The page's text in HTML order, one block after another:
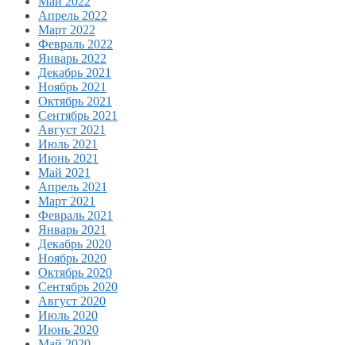
Апрель 2022
Март 2022
Февраль 2022
Январь 2022
Декабрь 2021
Ноябрь 2021
Октябрь 2021
Сентябрь 2021
Август 2021
Июль 2021
Июнь 2021
Май 2021
Апрель 2021
Март 2021
Февраль 2021
Январь 2021
Декабрь 2020
Ноябрь 2020
Октябрь 2020
Сентябрь 2020
Август 2020
Июль 2020
Июнь 2020